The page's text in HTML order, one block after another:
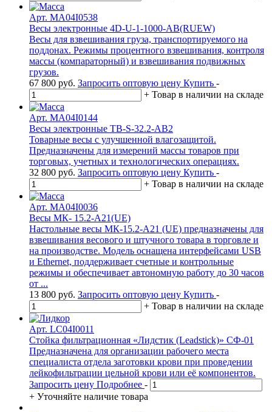
Арт. MA04I0538
Весы электронные 4D-U-1-1000-AB(RUEW)
Весы для взвешивания груза, транспортируемого на
поддонах. Режимы процентного взвешивания, контроля
массы (компараторный) и взвешивания подвижных
грузов.
67 800 руб. Запросить оптовую цену Купить -
+ Товар в наличии на складе
Арт. MA04I0144
Весы электронные TB-S-32.2-АB2
Товарные весы с улучшенной влагозащитой.
Предназначены для измерений массы товаров при
торговых, учетных и технологических операциях.
32 800 руб. Запросить оптовую цену Купить -
+ Товар в наличии на складе
Арт. MA04I0036
Весы МК- 15.2-А21(UE)
Настольные весы МК-15.2-A21 (UE) предназначены для
взвешивания весового и штучного товара в торговле и
на производстве. Модель оснащена интерфейсами USB
и Ethernet, поддерживает счетные и контрольные
режимы и обеспечивает автономную работу до 30 часов
от ...
13 800 руб. Запросить оптовую цену Купить -
+ Товар в наличии на складе
Арт. LC04I0011
Стойка фильтрационная «Лидстик (Leadstick)» СФ-01
Предназначена для организации рабочего места
специалиста отдела заготовки крови при проведении
лейкофиль­трации цельной крови или её компонентов.
Запросить цену Подробнее -
+ Уточняйте наличие товара